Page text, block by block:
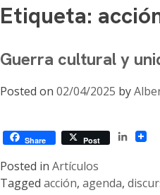
Etiqueta:
Guerra cultural y
Posted on 02/04/2025 by
Share Post
Posted in Artículos
Tagged acción, agenda,